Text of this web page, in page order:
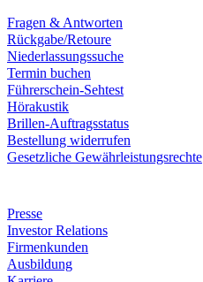
Fragen & Antworten
Rückgabe/Retoure
Niederlassungssuche
Termin buchen
Führerschein-Sehtest
Hörakustik
Brillen-Auftragsstatus
Bestellung widerrufen
Gesetzliche Gewährleistungsrechte
Presse
Investor Relations
Firmenkunden
Ausbildung